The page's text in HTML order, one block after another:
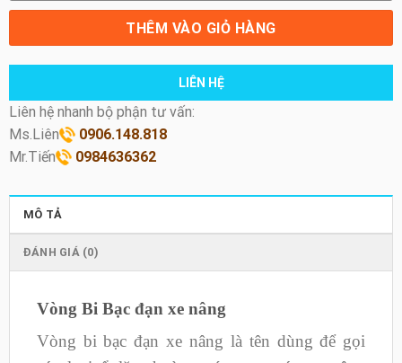
THÊM VÀO GIỎ HÀNG
LIÊN HỆ
Liên hệ nhanh bộ phận tư vấn:
Ms.Liên
0906.148.818
Mr.Tiến
0984636362
MÔ TẢ
ĐÁNH GIÁ (0)
Vòng Bi Bạc đạn xe nâng
Vòng bi bạc đạn xe nâng là tên dùng để gọi